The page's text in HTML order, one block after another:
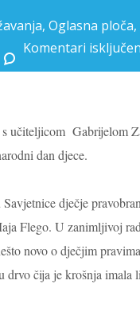
, Oglasna ploča,
Komentari
učiteljicom Gabrijelom
dan djece.
Savjetnice dječje
Flego. U zanimljivoj
novo o dječjim
drvo čija je krošnja imala